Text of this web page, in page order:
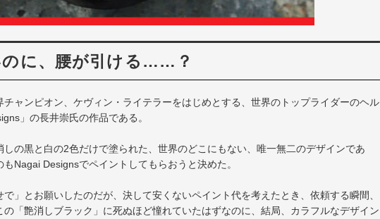
に、腰が引ける……？
ャンピオン、ケヴィン・ライテラーをはじめとする、世界のトップライダーのヘル
」の長井崇氏の作品である。
の黒と白の2色だけで塗られた、世界のどこにもない、唯一無二のデザインであ
Nagai Designsでペイントしてもらおうと決めた。
」とお願いしたのだが、決して安くないペイント代を考えたとき、依頼する瞬間、
「艶消しブラック」に死ぬほど憧れていたはずなのに、結局、カラフルなデザイン